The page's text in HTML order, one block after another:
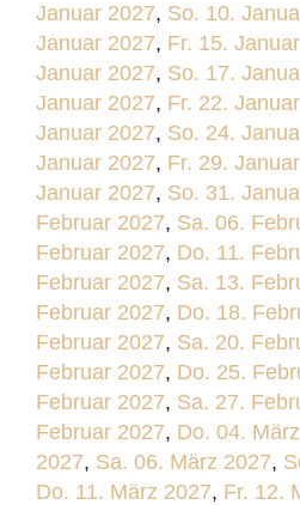
Januar 2027, So. 10.
Januar 2027, Fr. 15.
Januar 2027, So. 17.
Januar 2027, Fr. 22.
Januar 2027, So. 24.
Januar 2027, Fr. 29.
Januar 2027, So. 31.
Februar 2027, Sa. 06.
Februar 2027, Do. 11.
Februar 2027, Sa. 13.
Februar 2027, Do. 18.
Februar 2027, Sa. 20.
Februar 2027, Do. 25.
Februar 2027, Sa. 27.
Februar 2027, Do. 04.
2027, Sa. 06. März 2027,
Do. 11. März 2027, Fr. 12.